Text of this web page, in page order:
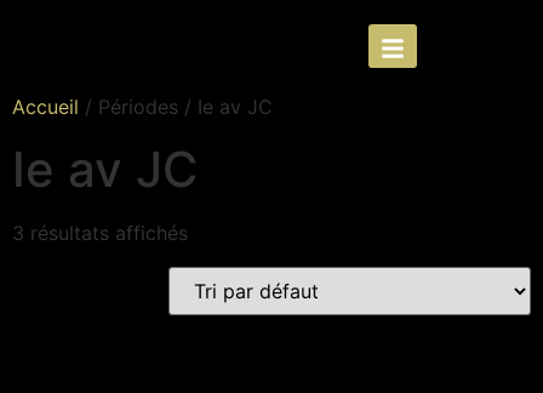
Accueil / Périodes / Ie av JC
Ie av JC
3 résultats affichés